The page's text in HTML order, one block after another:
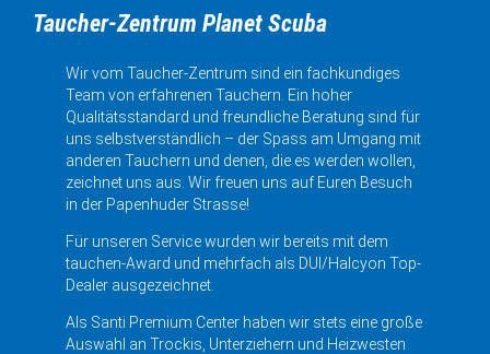
Taucher-Zentrum Planet Scuba
Wir vom Taucher-Zentrum sind ein fachkundiges
Team von erfahrenen Tauchern. Ein hoher
Qualitätsstandard und freundliche Beratung sind für
uns selbstverständlich – der Spass am Umgang mit
anderen Tauchern und denen, die es werden wollen,
zeichnet uns aus. Wir freuen uns auf Euren Besuch
in der Papenhuder Strasse!
Für unseren Service wurden wir bereits mit dem
tauchen-Award und mehrfach als DUI/Halcyon Top-
Dealer ausgezeichnet.
Als Santi Premium Center haben wir stets eine große
Auswahl an Trockis, Unterziehern und Heizwesten